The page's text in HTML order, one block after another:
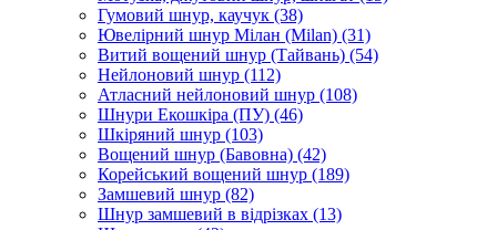
Гумовий шнур, каучук (38)
Ювелірний шнур Мілан (Milan) (31)
Витий вощений шнур (Тайвань) (54)
Нейлоновий шнур (112)
Атласний нейлоновий шнур (108)
Шнури Екошкіра (ПУ) (46)
Шкіряний шнур (103)
Вощений шнур (Бавовна) (42)
Корейський вощений шнур (189)
Замшевий шнур (82)
Шнур замшевий в відрізках (13)